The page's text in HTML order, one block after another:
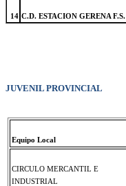
14 C.D. ESTACION GERENA F.S.
JUVENIL PROVINCIAL
Equipo Local
CIRCULO MERCANTIL E
INDUSTRIAL